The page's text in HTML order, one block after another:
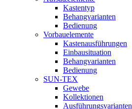
Kastentyp
Behangvarianten
Bedienung
Vorbauelemente
Kastenausführungen
Einbausituation
Behangvarianten
Bedienung
SUN-TEX
Gewebe
Kollektionen
Ausführungsvarianten